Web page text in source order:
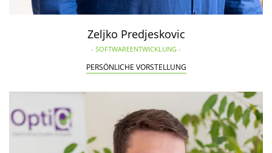
Zeljko Predjeskovic
- SOFTWAREENTWICKLUNG -
PERSÖNLICHE VORSTELLUNG